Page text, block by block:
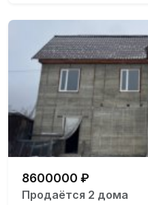
8600000 ₽
Продаётся 2 дома